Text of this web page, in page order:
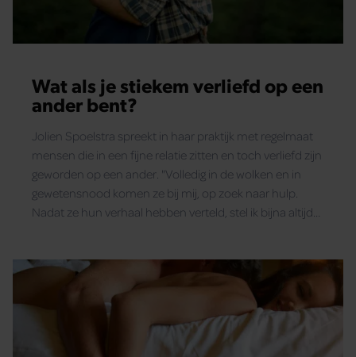
Wat als je stiekem verliefd op een
ander bent?
Jolien Spoelstra spreekt in haar praktijk met regelmaat
mensen die in een fijne relatie zitten en toch verliefd zijn
geworden op een ander. "Volledig in de wolken en in
gewetensnood komen ze bij mij, op zoek naar hulp.
Nadat ze hun verhaal hebben verteld, stel ik bijna altijd